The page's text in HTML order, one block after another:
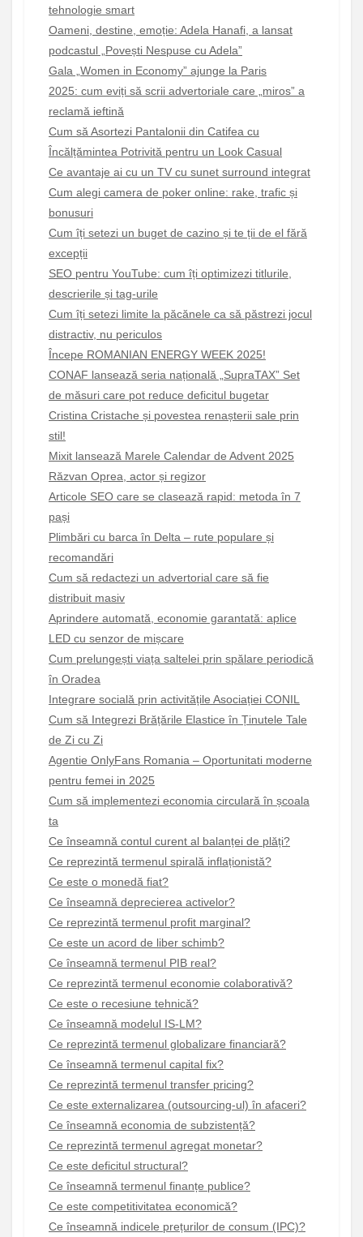
tehnologie smart
Oameni, destine, emoție: Adela Hanafi, a lansat
podcastul „Povești Nespuse cu Adela”
Gala „Women in Economy” ajunge la Paris
2025: cum eviți să scrii advertoriale care „miros” a
reclamă ieftină
Cum să Asortezi Pantalonii din Catifea cu
Încălțămintea Potrivită pentru un Look Casual
Ce avantaje ai cu un TV cu sunet surround integrat
Cum alegi camera de poker online: rake, trafic și
bonusuri
Cum îți setezi un buget de cazino și te ții de el fără
excepții
SEO pentru YouTube: cum îți optimizezi titlurile,
descrierile și tag-urile
Cum îți setezi limite la păcănele ca să păstrezi jocul
distractiv, nu periculos
Începe ROMANIAN ENERGY WEEK 2025!
CONAF lansează seria națională „SupraTAX” Set
de măsuri care pot reduce deficitul bugetar
Cristina Cristache și povestea renașterii sale prin
stil!
Mixit lansează Marele Calendar de Advent 2025
Răzvan Oprea, actor și regizor
Articole SEO care se clasează rapid: metoda în 7
pași
Plimbări cu barca în Delta – rute populare și
recomandări
Cum să redactezi un advertorial care să fie
distribuit masiv
Aprindere automată, economie garantată: aplice
LED cu senzor de mișcare
Cum prelungești viața saltelei prin spălare periodică
în Oradea
Integrare socială prin activitățile Asociației CONIL
Cum să Integrezi Brățările Elastice în Ținutele Tale
de Zi cu Zi
Agentie OnlyFans Romania – Oportunitati moderne
pentru femei in 2025
Cum să implementezi economia circulară în școala
ta
Ce înseamnă contul curent al balanței de plăți?
Ce reprezintă termenul spirală inflaționistă?
Ce este o monedă fiat?
Ce înseamnă deprecierea activelor?
Ce reprezintă termenul profit marginal?
Ce este un acord de liber schimb?
Ce înseamnă termenul PIB real?
Ce reprezintă termenul economie colaborativă?
Ce este o recesiune tehnică?
Ce înseamnă modelul IS-LM?
Ce reprezintă termenul globalizare financiară?
Ce înseamnă termenul capital fix?
Ce reprezintă termenul transfer pricing?
Ce este externalizarea (outsourcing-ul) în afaceri?
Ce înseamnă economia de subzistență?
Ce reprezintă termenul agregat monetar?
Ce este deficitul structural?
Ce înseamnă termenul finanțe publice?
Ce este competitivitatea economică?
Ce înseamnă indicele prețurilor de consum (IPC)?